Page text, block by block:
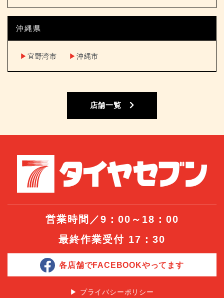
沖縄県
▶︎ 宜野湾市 ▶︎ 沖縄市
店舗一覧
営業時間／9：00～18：00
最終作業受付 17：30
各店舗でFACEBOOKやってます
▶︎ プライバシーポリシー